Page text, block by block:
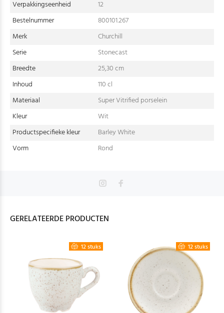
Verpakkingseenheid
12
Bestelnummer
800101.267
Merk
Churchill
Serie
Stonecast
Breedte
25,30 cm
Inhoud
110 cl
Materiaal
Super Vitrified porselein
Kleur
Wit
Productspecifieke kleur
Barley White
Vorm
Rond
GERELATEERDE PRODUCTEN
12 stuks 12 stuks